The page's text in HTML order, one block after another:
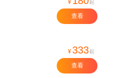
¥ 起
查看
¥333起
查看